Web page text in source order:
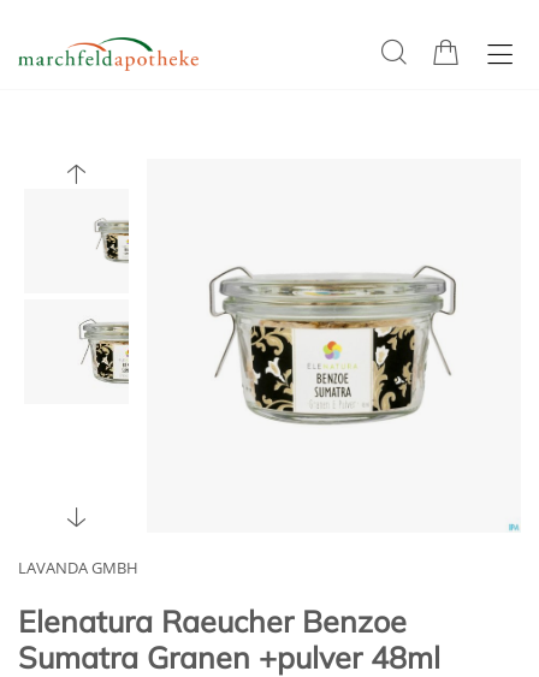
LAVANDA GMBH
Elenatura Raeucher Benzoe
Sumatra Granen +pulver 48ml